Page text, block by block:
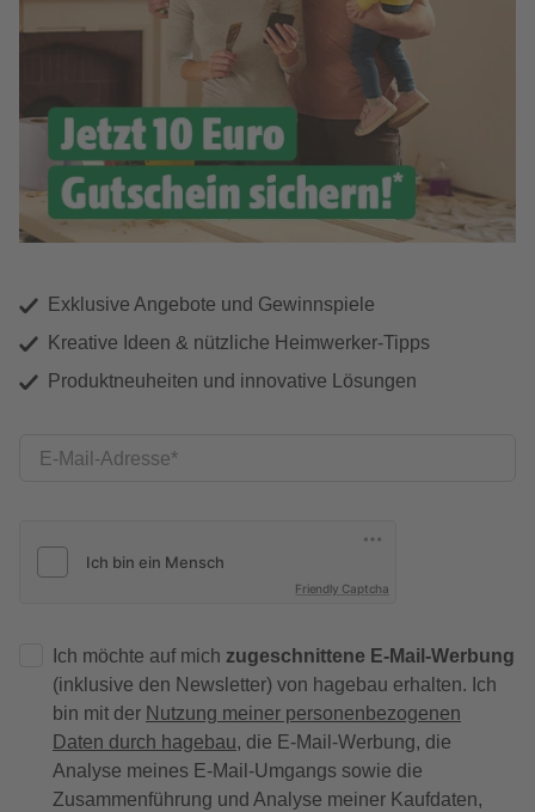
Exklusive Angebote und Gewinnspiele
Kreative Ideen & nützliche Heimwerker-Tipps
Produktneuheiten und innovative Lösungen
E-Mail-Adresse
Friendly Captcha
Ich möchte auf mich zugeschnittene E-Mail-Werbung
(inklusive den Newsletter) von hagebau erhalten. Ich
bin mit der Nutzung meiner personenbezogenen
Daten durch hagebau, die E-Mail-Werbung, die
Analyse meines E-Mail-Umgangs sowie die
Zusammenführung und Analyse meiner Kaufdaten,